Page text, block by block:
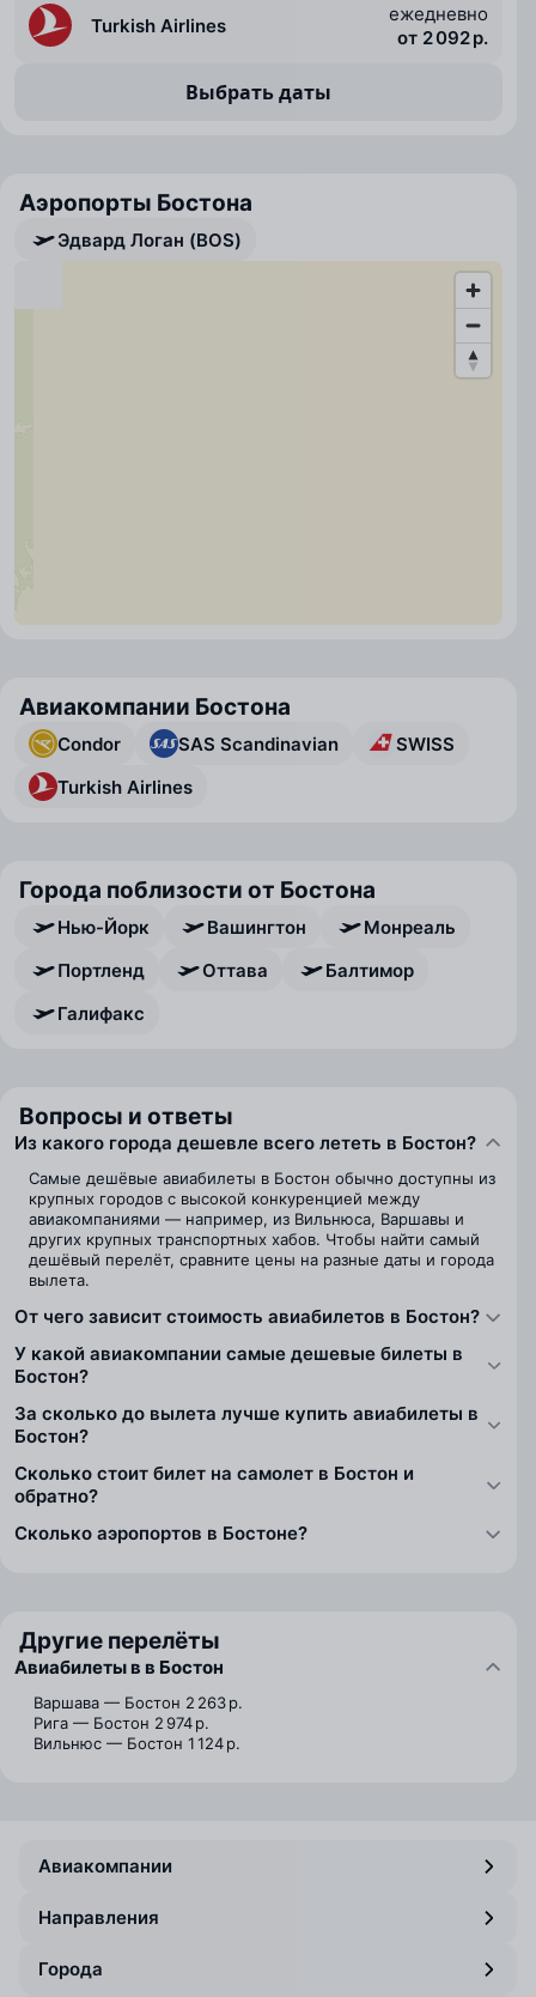
Turkish Airlines
ежедневно
от 2 092 р.
Выбрать даты
Аэропорты Бостона
Эдвард Логан (BOS)
Авиакомпании Бостона
Condor SAS Scandinavian
SWISS
Turkish Airlines
Города поблизости от Бостона
Нью-Йорк Вашингтон
Монреаль
Портленд
Оттава
Балтимор
Галифакс
Вопросы и ответы
Из какого города дешевле всего лететь в Бостон?
Самые дешёвые авиабилеты в Бостон обычно доступны из
крупных городов с высокой конкуренцией между
авиакомпаниями — например, из Вильнюса, Варшавы и
других крупных транспортных хабов. Чтобы найти самый
дешёвый перелёт, сравните цены на разные даты и города
вылета.
От чего зависит стоимость авиабилетов в Бостон?
У какой авиакомпании самые дешевые билеты в
Бостон?
За сколько до вылета лучше купить авиабилеты в
Бостон?
Сколько стоит билет на самолет в Бостон и
обратно?
Сколько аэропортов в Бостоне?
Другие перелёты
Авиабилеты в в Бостон
Варшава — Бостон 2 263 р.
Рига — Бостон 2 974 р.
Вильнюс — Бостон 1 124 р.
Авиакомпании
Направления
Города